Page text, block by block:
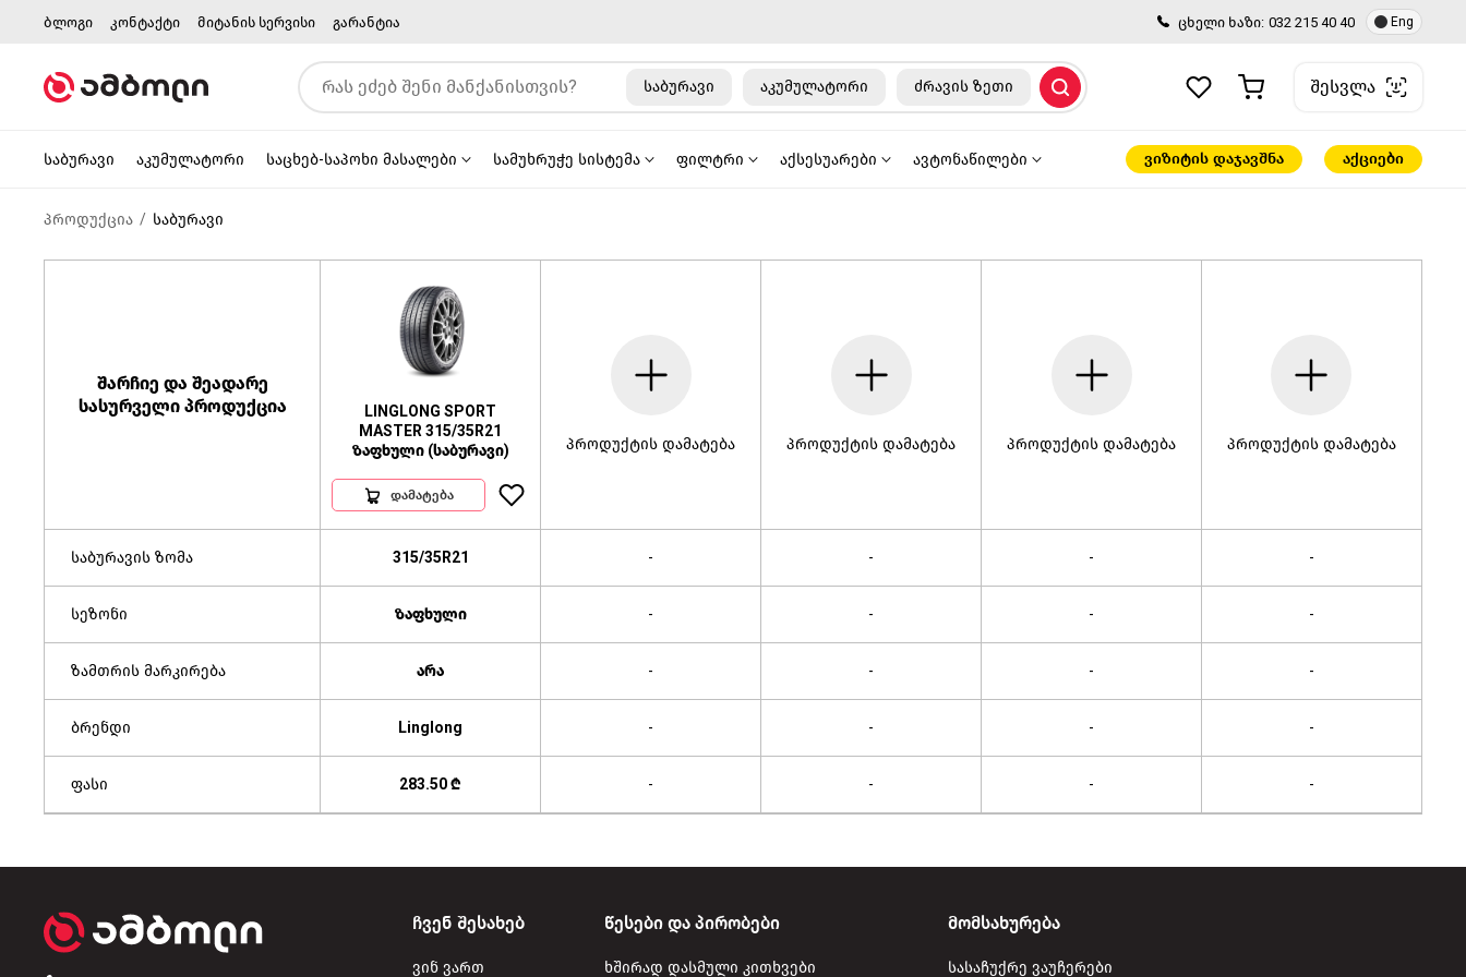
ბლოგი კონტაქტი მიტანის სერვისი გარანტია ცხელი ხაზი: 032 215 40 40 Eng
საბურავი აკუმულატორი ძრავის ზეთი შესვლა
საბურავი აკუმულატორი საცხებ-საპოხი მასალები სამუხრუჭე სისტემა ფილტრი აქსესუარები ავტონაწილები ვიზიტის დაჯავშნა აქციები
პროდუქცია საბურავი
შარჩიე და შეადარე
სასურველი პროდუქცია
LINGLONG SPORT
MASTER 315/35R21
ზაფხული (საბურავი)
დამატება
პროდუქტის დამატება პროდუქტის დამატება პროდუქტის დამატება პროდუქტის დამატება
საბურავის ზომა 315/35R21 - - - -
სეზონი ზაფხული - - - -
ზამთრის მარკირება არა - - - -
ბრენდი Linglong - - - -
ფასი 283.50 ₾ - - - -
ჩვენ შესახებ
ვინ ვართ
წესები და პირობები
ხშირად დასმული კითხვები
მომსახურება
სასაჩუქრე ვაუჩერები